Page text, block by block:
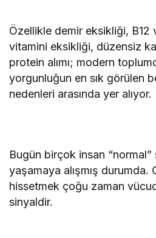
Özellikle demir eksikliği, B12
vitamini eksikliği, düzensiz
protein alımı; modern
yorgunluğun en sık görülen
nedenleri arasında yer alıyor.
Bugün birçok insan “normal”
yaşamaya alışmış durumda.
hissetmek çoğu zaman
sinyaldir.